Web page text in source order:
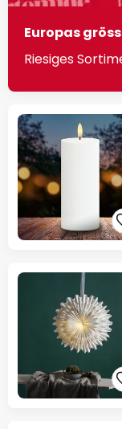
Europas
Riesiges